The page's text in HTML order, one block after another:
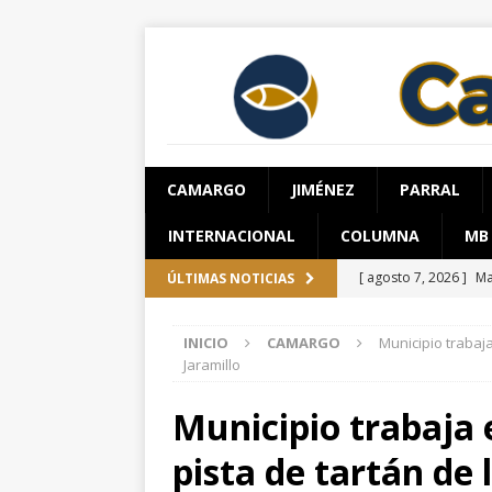
CAMARGO JIMÉNEZ PARRAL
INTERNACIONAL COLUMNA MB
ÚLTIMAS NOTICIAS [ agosto 7, 2026 ]
[ agosto 7, 2026 ]
[ agosto 7, 2026 ]
ESTATAL
INICIO CAMARGO
Municipio
Jaramillo
Municipio trabaja
pista de tartán de